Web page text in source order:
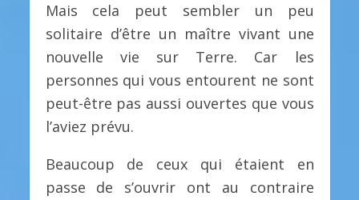
Mais cela peut sembler un peu
solitaire d’être un maître vivant une
nouvelle vie sur Terre. Car les
personnes qui vous entourent ne sont
peut-être pas aussi ouvertes que vous
l’aviez prévu.
Beaucoup de ceux qui étaient en
passe de s’ouvrir ont au contraire